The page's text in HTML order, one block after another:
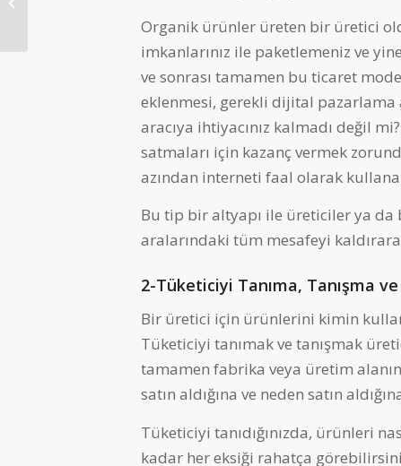
Organik ürünler üreten bir üretici
imkanlarınız ile paketlemeniz ve
ve sonrası tamamen bu ticaret
eklenmesi, gerekli dijital pazarlama
aracıya ihtiyacınız kalmadı değil
satmaları için kazanç vermek
azından interneti faal olarak
Bu tip bir altyapı ile üreticiler ya
aralarındaki tüm mesafeyi
2-Tüketiciyi Tanıma, Tanışma
Bir üretici için ürünlerini kimin
Tüketiciyi tanımak ve tanışmak
tamamen fabrika veya üretim
satın aldığına ve neden satın
Tüketiciyi tanıdığınızda, ürünleri
kadar her eksiği rahatça